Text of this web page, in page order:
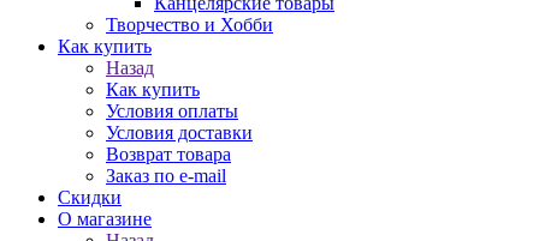
Творчество и Хобби
Как купить
Назад
Как купить
Условия оплаты
Условия доставки
Возврат товара
Заказ по e-mail
Скидки
О магазине